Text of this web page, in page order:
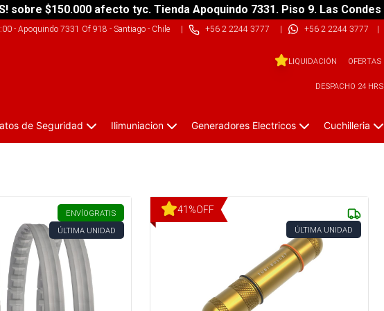
sobre $150.000 afecto tyc. Tienda Apoquindo 7331. Piso 9. Las Condes
- Apoquindo 7331 Of 918 - Santiago - Chile| +56 2 2244 3777 | +56 2 2244 3777 |
LIQUIDACIÓN OFERTAS
DESPACHO 24 HRS
de Seguridad Ilimuniacion Generadores Electricos Cuchilleria
ENVÍOGRATIS
ÚLTIMA UNIDAD
41 %OFF
ÚLTIMA UNIDAD